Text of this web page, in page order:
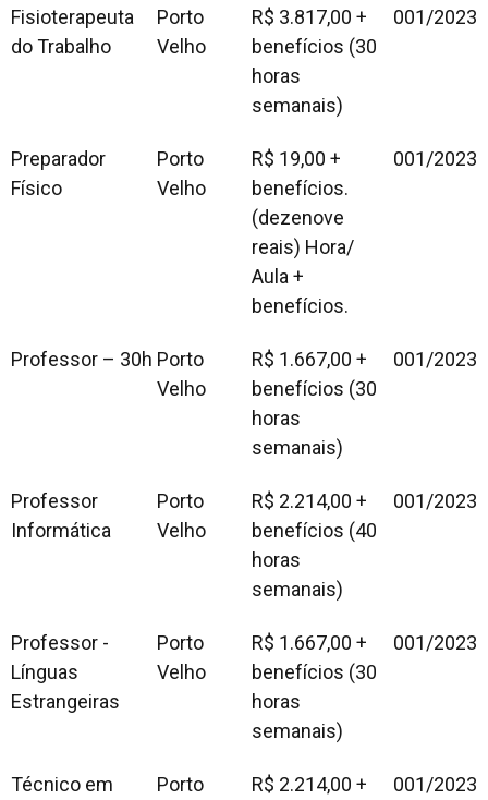
Fisioterapeuta
do Trabalho
Porto
Velho
R$ 3.817,00 +
benefícios (30
horas
semanais)
001/2023
Preparador
Físico
Porto
Velho
R$ 19,00 +
benefícios.
(dezenove
reais) Hora/
Aula +
benefícios.
001/2023
Professor – 30h Porto
Velho
R$ 1.667,00 +
benefícios (30
horas
semanais)
001/2023
Professor
Informática
Porto
Velho
R$ 2.214,00 +
benefícios (40
horas
semanais)
001/2023
Professor -
Línguas
Estrangeiras
Porto
Velho
R$ 1.667,00 +
benefícios (30
horas
semanais)
001/2023
Técnico em
Porto
R$ 2.214,00 +
001/2023